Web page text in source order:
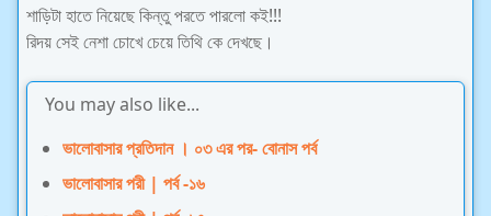
শাড়িটা হাতে নিয়েছে কিন্তু পরতে পারলো কই!!!
রিদয় সেই নেশা চোখে চেয়ে তিথি কে দেখছে।
You may also like...
ভালোবাসার প্রতিদান । ০৩ এর পর- বোনাস পর্ব
ভালোবাসার পরী | পর্ব -১৬